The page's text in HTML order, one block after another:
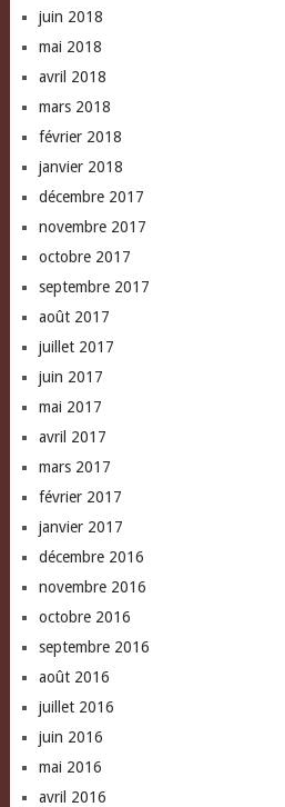
juin 2018
mai 2018
avril 2018
mars 2018
février 2018
janvier 2018
décembre 2017
novembre 2017
octobre 2017
septembre 2017
août 2017
juillet 2017
juin 2017
mai 2017
avril 2017
mars 2017
février 2017
janvier 2017
décembre 2016
novembre 2016
octobre 2016
septembre 2016
août 2016
juillet 2016
juin 2016
mai 2016
avril 2016